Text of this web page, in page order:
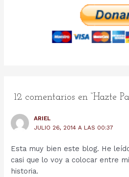
12 comentarios en “Hazte
ARIEL
JULIO 26, 2014 A LAS 00:37
Esta muy bien este blog. He
casi que lo voy a colocar entre
historia.